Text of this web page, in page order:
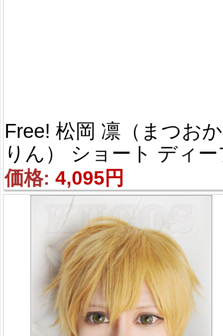
Free! 松岡 凛（まつおか
りん） ショート ディー
パープル 耐熱新素材 風
コスプレウィッグ
価格: 4,095円